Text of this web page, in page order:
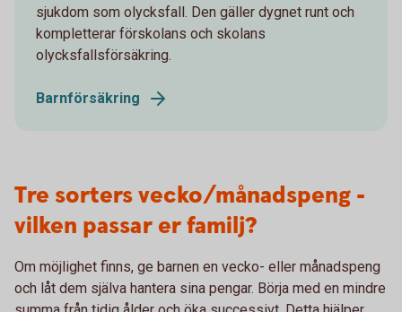
sjukdom som olycksfall. Den gäller dygnet runt och
kompletterar förskolans och skolans
olycksfallsförsäkring.
Barnförsäkring
Tre sorters vecko/månadspeng -
vilken passar er familj?
Om möjlighet finns, ge barnen en vecko- eller månadspeng
och låt dem själva hantera sina pengar. Börja med en mindre